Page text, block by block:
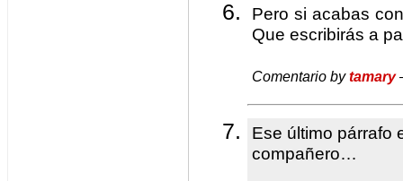
Pero si acabas
Que escribirás a
Comentario bytamary
Ese último párrafo
compañero…